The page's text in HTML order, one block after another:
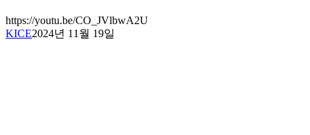
https://youtu.be/CO_JVlbwA2U
KICE2024년 11월 19일